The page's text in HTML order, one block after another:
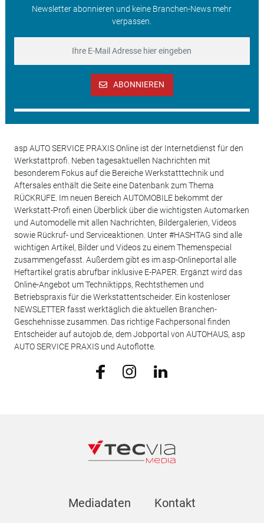
Newsletter abonnieren und keine Branchen-News mehr
verpassen.
ABONNIEREN
asp AUTO SERVICE PRAXIS Online ist der Internetdienst für den
Werkstattprofi. Neben tagesaktuellen Nachrichten mit
besonderem Fokus auf die Bereiche Werkstatttechnik und
Aftersales enthält die Seite eine Datenbank zum Thema
RÜCKRUFE. Im neuen Bereich AUTOMOBILE bekommt der
Werkstatt-Profi einen Überblick über die wichtigsten Automarken
und Automodelle mit allen Nachrichten, Bildergalerien, Videos
sowie Rückruf- und Serviceaktionen. Unter #HASHTAG sind alle
wichtigen Artikel, Bilder und Videos zu einem Themenspecial
zusammengefasst. Außerdem gibt es im asp-Onlineportal alle
Heftartikel gratis abrufbar inklusive E-PAPER. Ergänzt wird das
Online-Angebot um Techniktipps, Rechtsthemen und
Betriebspraxis für die Werkstattentscheider. Ein kostenloser
NEWSLETTER fasst werktäglich die aktuellen Branchen-
Geschehnisse zusammen. Das richtige Fachpersonal finden
Entscheider auf autojob.de, dem Jobportal von AUTOHAUS, asp
AUTO SERVICE PRAXIS und Autoflotte.
Mediadaten Kontakt